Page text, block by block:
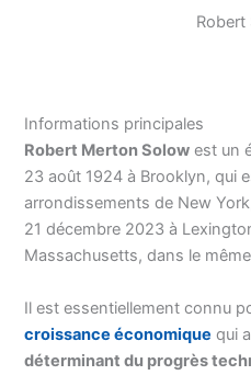
Robert
Informations principales
Robert Merton Solow est un
23 août 1924 à Brooklyn, qui
arrondissements de New
21 décembre 2023 à
Massachusetts, dans le
Il est essentiellement connu
croissance économique qui
déterminant du progrès